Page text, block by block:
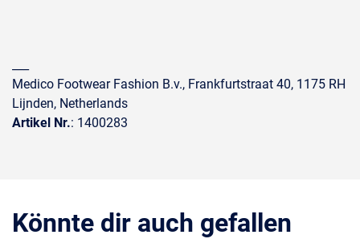
Medico Footwear Fashion B.v., Frankfurtstraat 40, 1175 RH
Lijnden, Netherlands
Artikel Nr.: 1400283
Könnte dir auch gefallen